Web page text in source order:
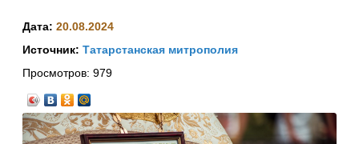
Дата: 20.08.2024
Источник: Татарстанская митрополия
Просмотров: 979